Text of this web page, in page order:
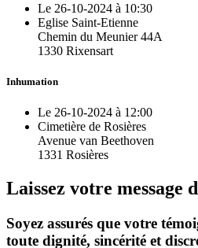
Le 26-10-2024 à 10:30
Eglise Saint-Etienne
Chemin du Meunier 44A
1330 Rixensart
Inhumation
Le 26-10-2024 à 12:00
Cimetière de Rosières
Avenue van Beethoven
1331 Rosières
Laissez votre message
Soyez assurés que votre
toute dignité, sincérité et